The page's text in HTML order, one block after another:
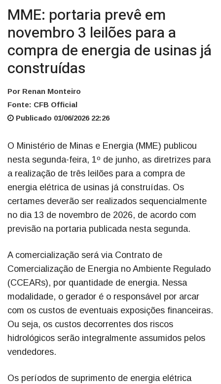
MME: portaria prevê em
novembro 3 leilões para a
compra de energia de usinas já
construídas
Por Renan Monteiro
Fonte: CFB Official
Publicado 01/06/2026 22:26
O Ministério de Minas e Energia (MME) publicou
nesta segunda-feira, 1º de junho, as diretrizes para
a realização de três leilões para a compra de
energia elétrica de usinas já construídas. Os
certames deverão ser realizados sequencialmente
no dia 13 de novembro de 2026, de acordo com
previsão na portaria publicada nesta segunda.
A comercialização será via Contrato de
Comercialização de Energia no Ambiente Regulado
(CCEARs), por quantidade de energia. Nessa
modalidade, o gerador é o responsável por arcar
com os custos de eventuais exposições financeiras.
Ou seja, os custos decorrentes dos riscos
hidrológicos serão integralmente assumidos pelos
vendedores.
Os períodos de suprimento de energia elétrica